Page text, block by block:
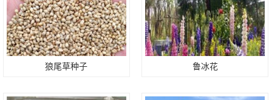
狼尾草种子 鲁冰花